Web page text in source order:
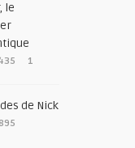
le
1
de Nick